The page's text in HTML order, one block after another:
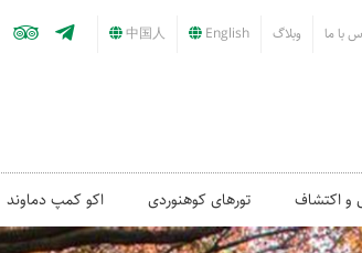
با ما وبلاگ English
中国人
و اکتشاف تورهای کوهنوردی اکو کمپ دماوند